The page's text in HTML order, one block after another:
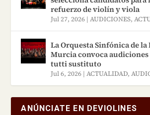
refuerzo de violín y viola
Jul 27, 2026 |AUDICIONES,
La Orquesta Sinfónica de la
Murcia convoca
tutti sustituto
Jul 6, 2026 |ACTUALIDAD,
ANÚNCIATE EN DEVIOLINES